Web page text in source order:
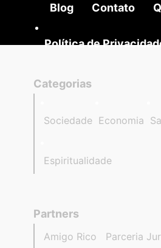
Blog Contato
Política de
Categorias
Sociedade Economia
Espiritualidade
Partners
Amigo Rico Parceria